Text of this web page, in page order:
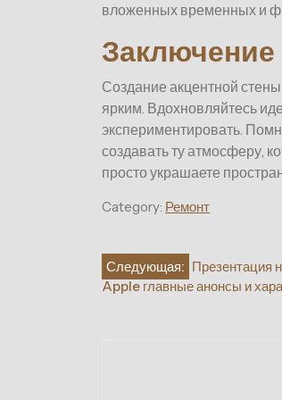
вложенных временных и
Заключение
Создание акцентной
ярким. Вдохновляйтесь
экспериментировать.
создавать ту атмосферу,
просто украшаете
Category: Ремонт
Навигация
Следующая: Презентация
Apple главные анонсы и